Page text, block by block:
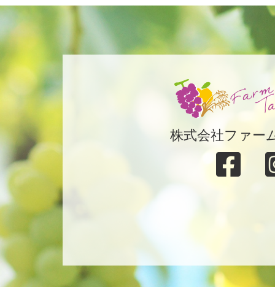
株式会社ファー